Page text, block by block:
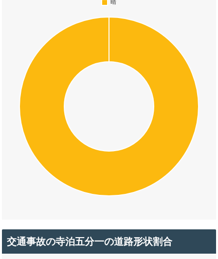
交通事故の寺泊五分一の道路形状割合